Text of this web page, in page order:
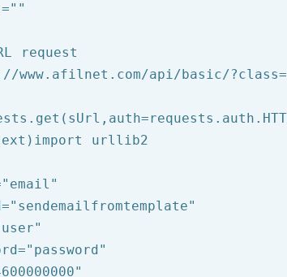
""
request
www.afilnet.com/api/basic/
urllib2
"email"
"sendemailfromtemplate"
"password"